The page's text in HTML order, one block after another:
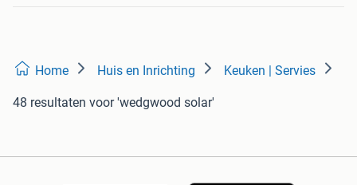
Home Huis en Inrichting Keuken | Servies
48 resultaten voor 'wedgwood solar'